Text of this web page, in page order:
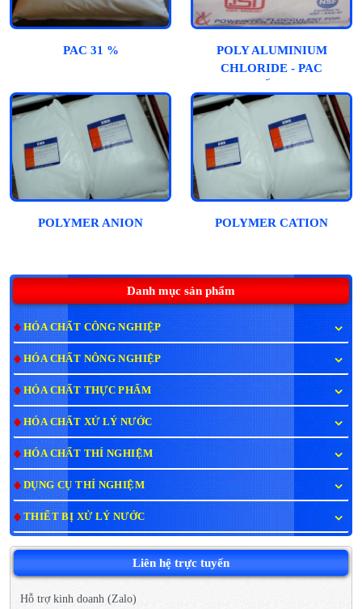
Danh mục sản phẩm
HÓA CHẤT CÔNG NGHIỆP
HÓA CHẤT NÔNG NGHIỆP
HÓA CHẤT THỰC PHẨM
HÓA CHẤT XỬ LÝ NƯỚC
HÓA CHẤT THÍ NGHIỆM
DỤNG CỤ THÍ NGHIỆM
THIẾT BỊ XỬ LÝ NƯỚC
Liên hệ trực tuyến
Hỗ trợ kinh doanh (Zalo)
PAC 31 %
POLY ALUMINIUM
CHLORIDE - PAC
POLYMER ANION POLYMER CATION